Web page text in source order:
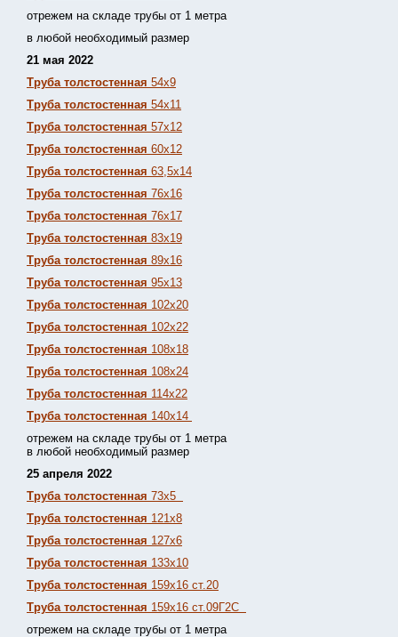
отрежем на складе трубы от 1 метра
в любой необходимый размер
21 мая 2022
Труба толстостенная 54х9
Труба толстостенная 54х11
Труба толстостенная 57х12
Труба толстостенная 60х12
Труба толстостенная 63,5х14
Труба толстостенная 76х16
Труба толстостенная 76х17
Труба толстостенная 83х19
Труба толстостенная 89х16
Труба толстостенная 95х13
Труба толстостенная 102х20
Труба толстостенная 102х22
Труба толстостенная 108х18
Труба толстостенная 108х24
Труба толстостенная 114х22
Труба толстостенная 140х14
отрежем на складе трубы от 1 метра
в любой необходимый размер
25 апреля 2022
Труба толстостенная 73х5
Труба толстостенная 121х8
Труба толстостенная 127х6
Труба толстостенная 133х10
Труба толстостенная 159х16 ст.20
Труба толстостенная 159х16 ст.09Г2С
отрежем на складе трубы от 1 метра